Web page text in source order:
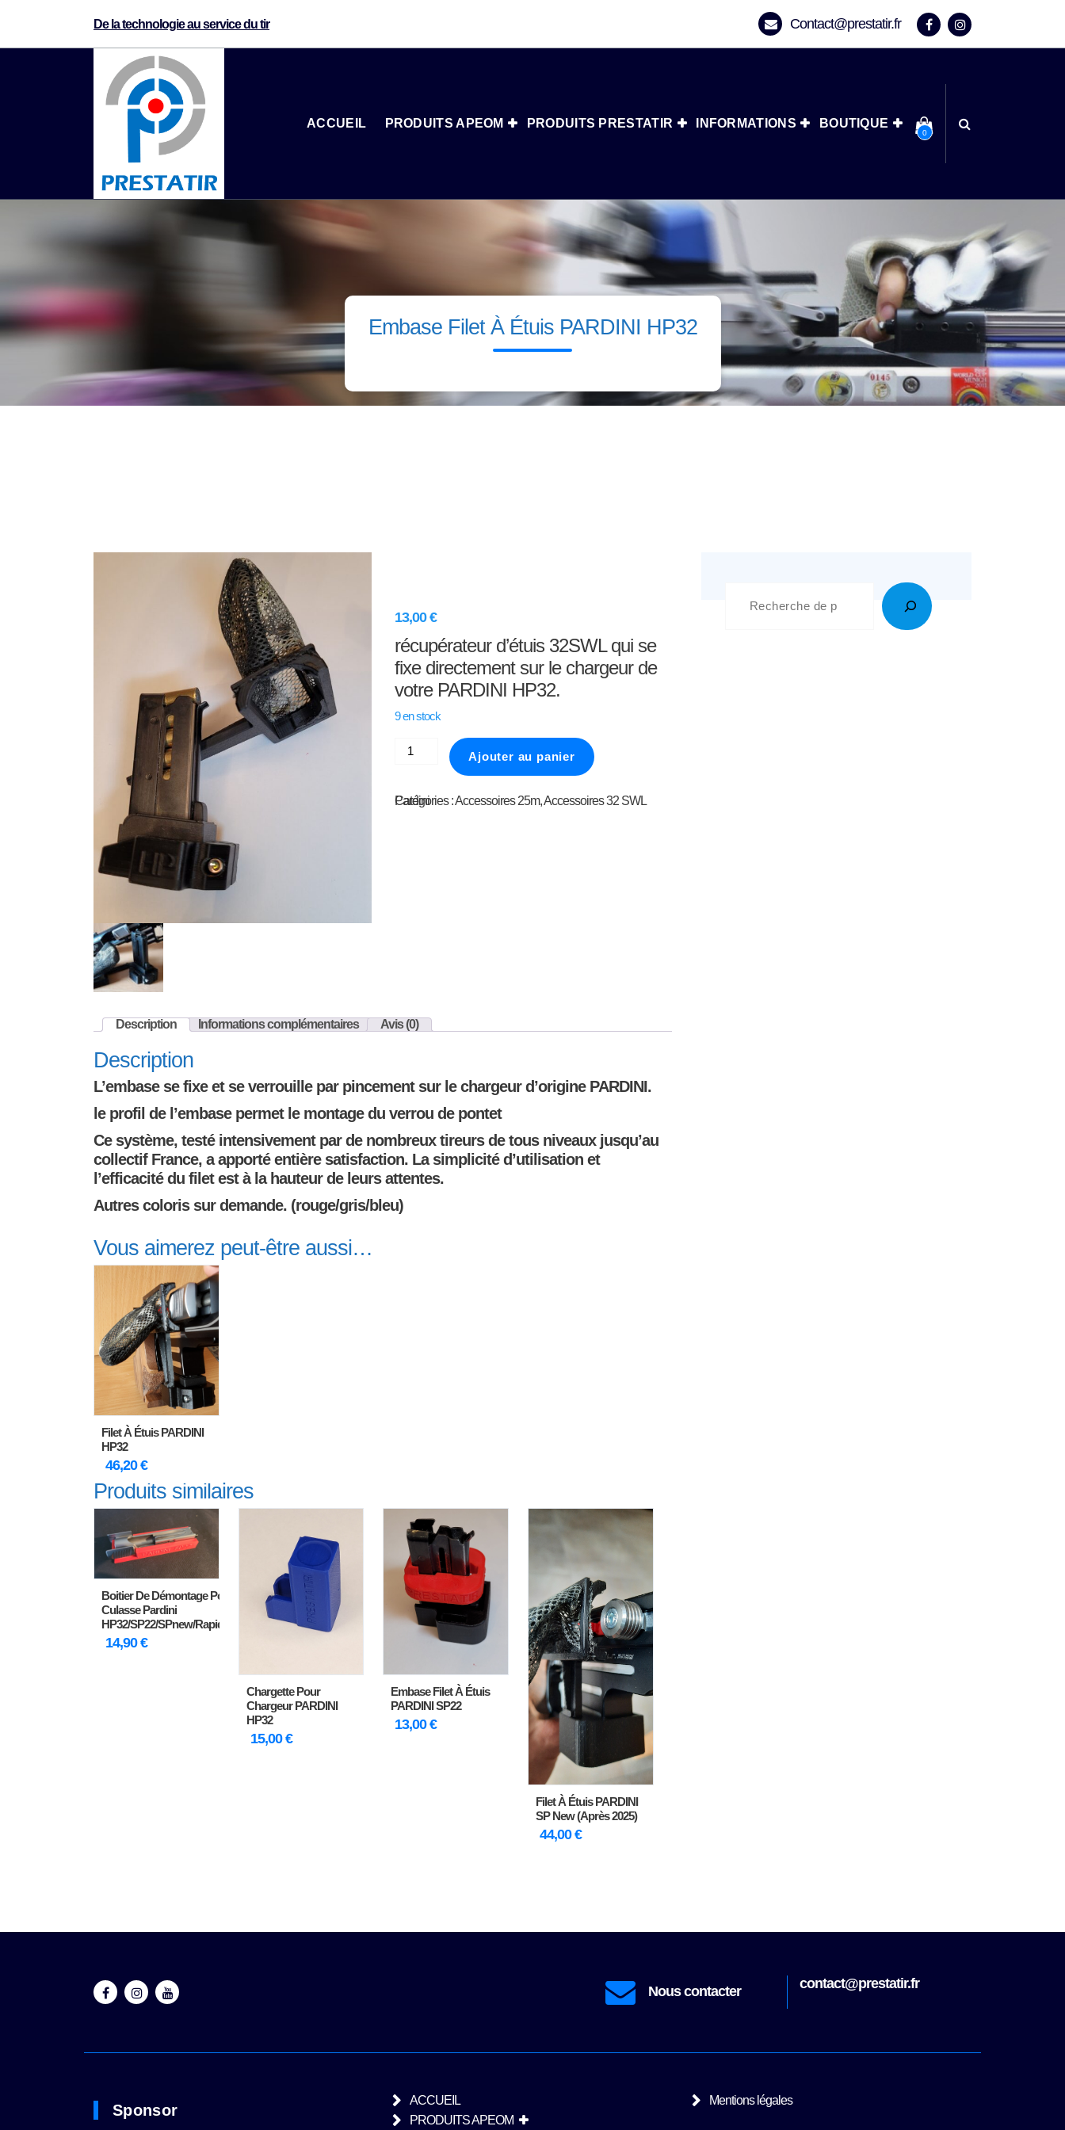
De la technologie au service du tir
Contact@prestatir.fr
ACCUEIL PRODUITS APEOM PRODUITS PRESTATIR INFORMATIONS BOUTIQUE
0
Embase Filet À Étuis PARDINI HP32
13,00€
récupérateur d’étuis 32SWL qui se
fixe directement sur le chargeur de
votre PARDINI HP32.
9 en stock
Ajouter au panier
Catégories :Accessoires 25m,
Accessoires 32 SWL Pardini
Description Informations complémentaires Avis (0)
Description
L’embase se fixe et se verrouille par pincement sur le chargeur d’origine PARDINI.
le profil de l’embase permet le montage du verrou de pontet
Ce système, testé intensivement par de nombreux tireurs de tous niveaux jusqu’au
collectif France, a apporté entière satisfaction. La simplicité d’utilisation et
l’efficacité du filet est à la hauteur de leurs attentes.
Autres coloris sur demande. (rouge/gris/bleu)
Vous aimerez peut-être aussi…
Filet À Étuis PARDINI
HP32
46,20€
Produits similaires
Boitier De Démontage Pour
Culasse Pardini
HP32/SP22/SPnew/Rapidfire
14,90€
Chargette Pour
Chargeur PARDINI
HP32
15,00€
Embase Filet À Étuis
PARDINI SP22
13,00€
Filet À Étuis PARDINI
SP New (après 2025)
44,00€
Nous contacter contact@prestatir.fr
Sponsor
ACCUEIL
PRODUITS APEOM
Mentions légales